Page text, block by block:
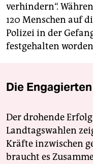
verhindern“.
120 Menschen auf
Polizei in der
festgehalten
Die
Der drohende
Landtagswahlen
Kräfte inzwischen
braucht es